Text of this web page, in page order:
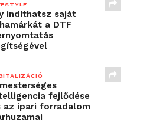
indíthatsz saját
a DTF
fejlődése
az ipari forradalom